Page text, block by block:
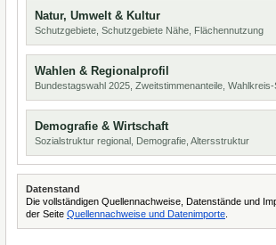
Natur, Umwelt & Kultur
Schutzgebiete, Schutzgebiete Nähe, Flächennutzung
Wahlen & Regionalprofil
Bundestagswahl 2025, Zweitstimmenanteile,
Demografie & Wirtschaft
Sozialstruktur regional, Demografie, Altersstruktur
Datenstand
Die vollständigen Quellennachweise, Datenstände und
der Seite Quellennachweise und Datenimporte